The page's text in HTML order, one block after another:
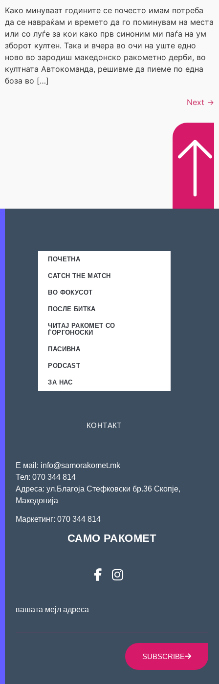
Како минуваат годините се почесто имам потреба
да се навраќам и времето да го поминувам на места
или со луѓе за кои како прв синоним ми паѓа на ум
зборот култен. Така и вчера во очи на уште едно
ново во зародиш македонско ракометно дерби, во
култната Автокоманда, решивме да пиеме по една
боза во […]
Next →
ПОЧЕТНА
CATCH THE MATCH
ВО ФОКУСОТ
ПОСЛЕ БИТКА
ЧИТАЈ РАКОМЕТ СО
ЃОРГОНОСКИ
ПАСИВНА
PODCAST
ЗА НАС
КОНТАКТ
Е мail: info@samorakomet.mk
Тел: 070 344 814
Адреса: ул.Благоја Стефковски бр.36 Скопје,
Македонија
Mаркетинг: 070 344 814
САМО РАКОМЕТ
вашата мејл адреса
SUBSCRIBE